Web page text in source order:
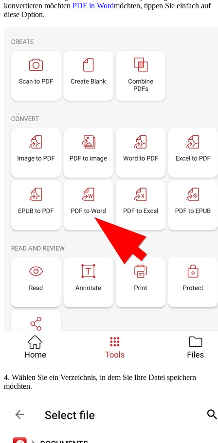
konvertieren möchten PDF in Wordmöchten, tippen Sie einfach auf
diese Option.
4. Wählen Sie ein Verzeichnis, in dem Sie Ihre Datei speichern
möchten.